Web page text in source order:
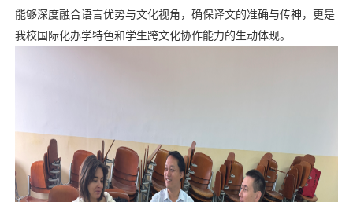
能够深度融合语言优势与文化视角，确保译文的准确与传神，更是
我校国际化办学特色和学生跨文化协作能力的生动体现。